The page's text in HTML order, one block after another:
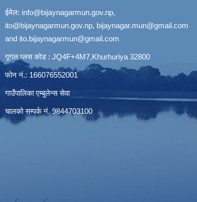
ईमेल: info@bijaynagarmun.gov.np,
ito@bijaynagarmun.gov.np, bijaynagar.mun@gmail.com
and ito.bijaynagarmun@gmail.com
गूगल प्लस कोड : JQ4F+4M7,Khurhuriya 32800
फोन नं.: 166076552001
गाउँपालिका एम्बुलेन्स सेवा
चालको सम्पर्क नं. 9844703100